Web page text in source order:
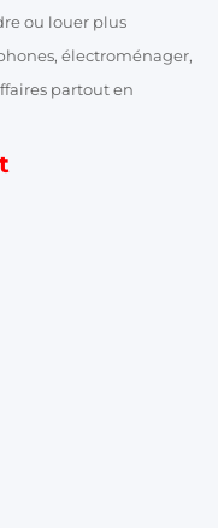
ou louer plus
électroménager,
partout en